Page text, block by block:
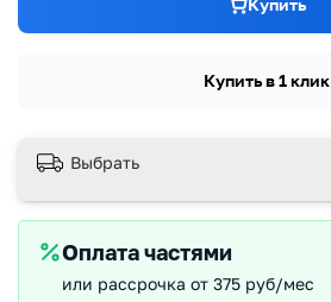
Купить
Купить в 1 клик
Выбрать
Оплата частями
или рассрочка от 375 руб/мес